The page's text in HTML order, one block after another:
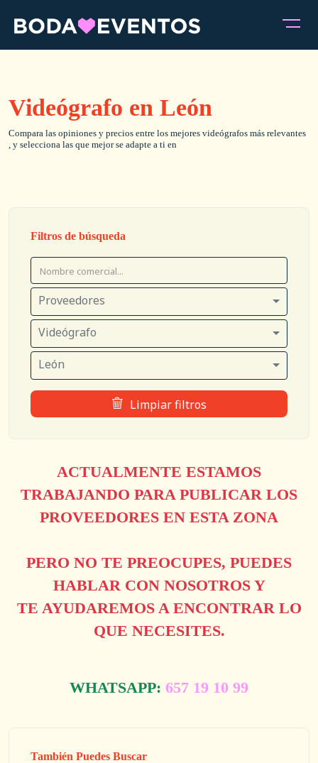
Videógrafo en León
Compara las opiniones y precios entre los mejores videógrafos más relevantes
, y selecciona las que mejor se adapte a ti en
Filtros de búsqueda
Proveedores
Videógrafo
León
Limpiar filtros
ACTUALMENTE ESTAMOS
TRABAJANDO PARA PUBLICAR LOS
PROVEEDORES EN ESTA ZONA
PERO NO TE PREOCUPES, PUEDES
HABLAR CON NOSOTROS Y
TE AYUDAREMOS A ENCONTRAR LO
QUE NECESITES.
WHATSAPP: 657 19 10 99
También Puedes Buscar